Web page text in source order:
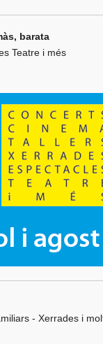
barata
Teatre i més
- Xerrades i